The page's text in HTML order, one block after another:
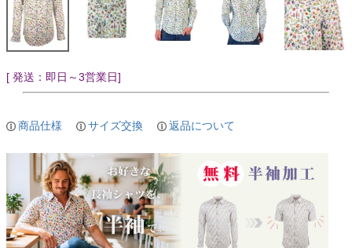
[ 発送：即日～3営業日]
商品仕様 サイズ交換 返品について